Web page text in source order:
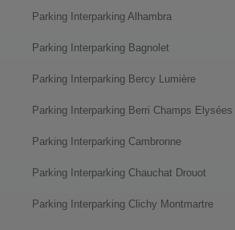
Parking Interparking Alhambra
Parking Interparking Bagnolet
Parking Interparking Bercy Lumière
Parking Interparking Berri Champs Elysées
Parking Interparking Cambronne
Parking Interparking Chauchat Drouot
Parking Interparking Clichy Montmartre